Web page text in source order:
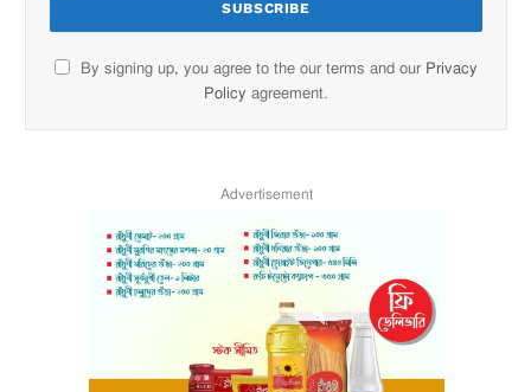
By signing up, you agree to the our terms and our Privacy
Policy agreement.
Advertisement